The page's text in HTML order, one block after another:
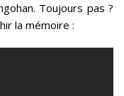
Toujours pas ?
la mémoire :